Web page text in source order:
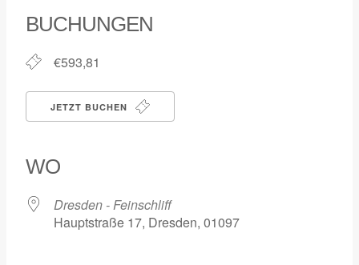
BUCHUNGEN
€593,81
JETZT BUCHEN
WO
Dresden - Feinschliff
Hauptstraße 17, Dresden, 01097